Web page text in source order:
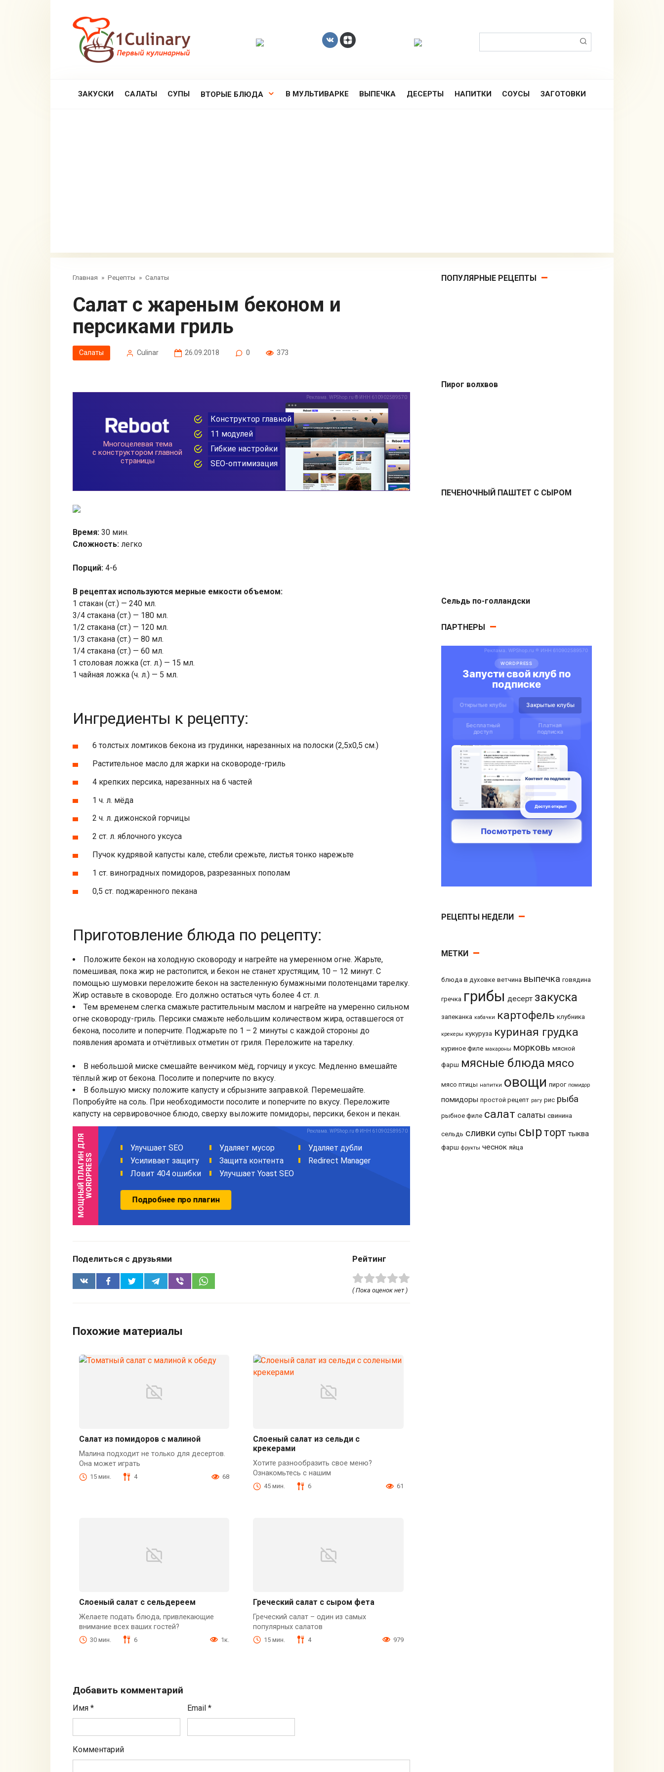
ЗАКУСКИ САЛАТЫ СУПЫ ВТОРЫЕ БЛЮДА В МУЛЬТИВАРКЕ ВЫПЕЧКА ДЕСЕРТЫ НАПИТКИ СОУСЫ ЗАГОТОВКИ
Главная » Рецепты » Салаты
Салат с жареным беконом и
персиками гриль
Салаты Сulinar 26.09.2018 0 373
Время: 30 мин.
Сложность: легко
Порций: 4-6
В рецептах используются мерные емкости объемом:
1 стакан (ст.) — 240 мл.
3/4 стакана (ст.) — 180 мл.
1/2 стакана (ст.) — 120 мл.
1/3 стакана (ст.) — 80 мл.
1/4 стакана (ст.) — 60 мл.
1 столовая ложка (ст. л.) — 15 мл.
1 чайная ложка (ч. л.) — 5 мл.
Ингредиенты к рецепту:
6 толстых ломтиков бекона из грудинки, нарезанных на полоски (2,5х0,5 см.)
Растительное масло для жарки на сковороде-гриль
4 крепких персика, нарезанных на 6 частей
1 ч. л. мёда
2 ч. л. дижонской горчицы
2 ст. л. яблочного уксуса
Пучок кудрявой капусты кале, стебли срежьте, листья тонко нарежьте
1 ст. виноградных помидоров, разрезанных пополам
0,5 ст. поджаренного пекана
Приготовление блюда по рецепту:
Положите бекон на холодную сковороду и нагрейте на умеренном огне. Жарьте,
помешивая, пока жир не растопится, и бекон не станет хрустящим, 10 – 12 минут. С
помощью шумовки переложите бекон на застеленную бумажными полотенцами тарелку.
Жир оставьте в сковороде. Его должно остаться чуть более 4 ст. л.
Тем временем слегка смажьте растительным маслом и нагрейте на умеренно сильном
огне сковороду-гриль. Персики смажьте небольшим количеством жира, оставшегося от
бекона, посолите и поперчите. Поджарьте по 1 – 2 минуты с каждой стороны до
появления аромата и отчётливых отметин от гриля. Переложите на тарелку.
В небольшой миске смешайте венчиком мёд, горчицу и уксус. Медленно вмешайте
тёплый жир от бекона. Посолите и поперчите по вкусу.
В большую миску положите капусту и сбрызните заправкой. Перемешайте.
Попробуйте на соль. При необходимости посолите и поперчите по вкусу. Переложите
капусту на сервировочное блюдо, сверху выложите помидоры, персики, бекон и пекан.
Поделиться с друзьями Рейтинг
( Пока оценок нет )
Похожие материалы
Салат из помидоров с малиной
Малина подходит не только для десертов.
Она может играть
15 мин. 4 68
Слоеный салат из сельди с
крекерами
Хотите разнообразить свое меню?
Ознакомьтесь с нашим
45 мин. 6 61
Слоеный салат с сельдереем
Желаете подать блюда, привлекающие
внимание всех ваших гостей?
30 мин. 6 1к.
Греческий салат с сыром фета
Греческий салат – один из самых
популярных салатов
15 мин. 4 979
Добавить комментарий
Имя * Email*
Комментарий
ПОПУЛЯРНЫЕ РЕЦЕПТЫ
Пирог волхвов
ПЕЧЕНОЧНЫЙ ПАШТЕТ С СЫРОМ
Сельдь по-голландски
ПАРТНЕРЫ
РЕЦЕПТЫ НЕДЕЛИ
МЕТКИ
блюда в духовке ветчина выпечка говядина
гречка грибы десерт закуска
запеканка кабачки картофель клубника
крекеры кукуруза куриная грудка
куриное филе макароны морковь мясной
фарш мясные блюда мясо
мясо птицы напитки овощи пирог помидор
помидоры простой рецепт рагу рис рыба
рыбное филе салат салаты свинина
сельдь сливки супы сырторт тыква
фарш фрукты чеснок яйца